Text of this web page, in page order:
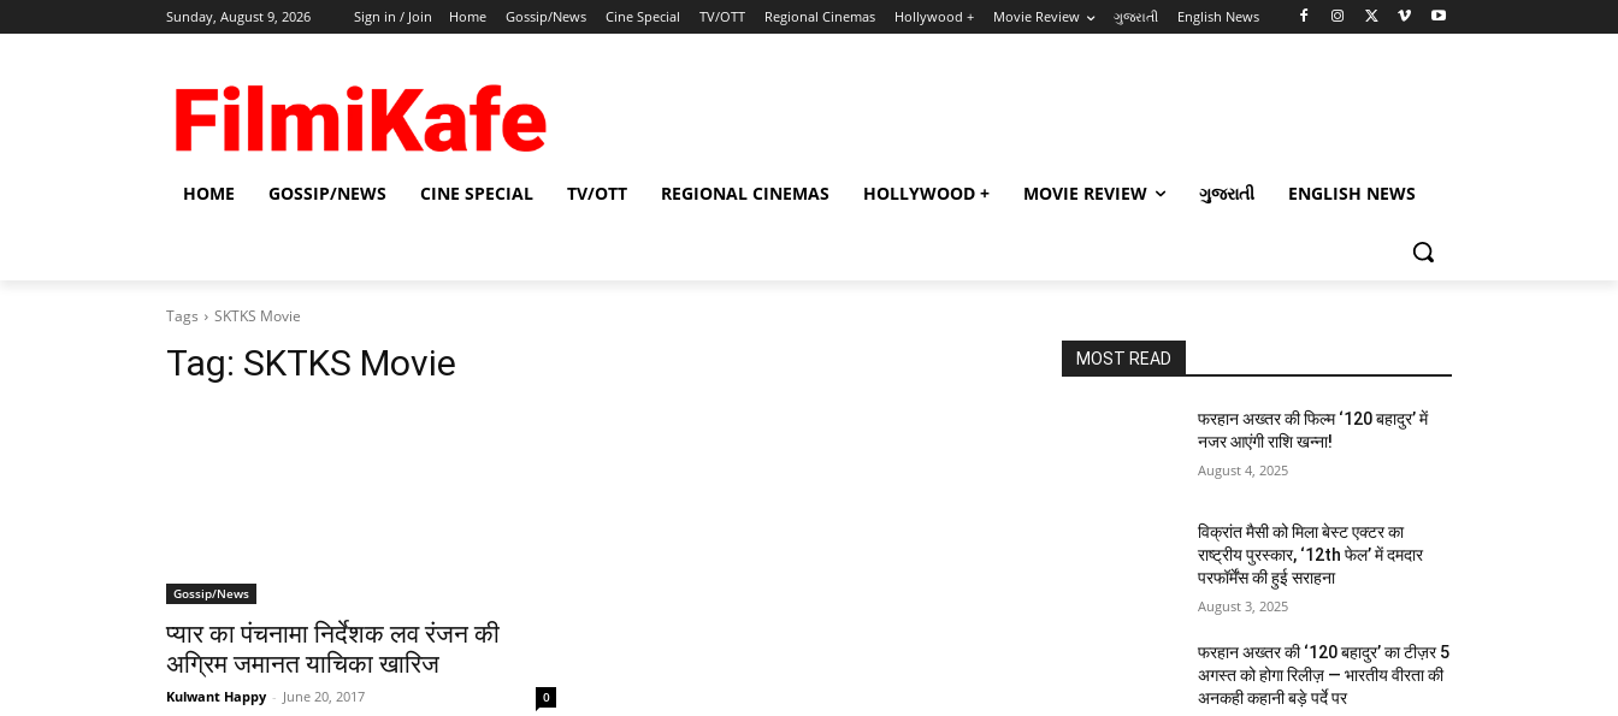
Sunday, August 9, 2026 Sign in / Join Home Gossip/News Cine Special TV/OTT Regional Cinemas Hollywood + Movie Review ગુજરાતી English News
HOME GOSSIP/NEWS CINE SPECIAL TV/OTT REGIONAL CINEMAS HOLLYWOOD + MOVIE REVIEW ગુજરાતી ENGLISH NEWS
Tags SKTKS Movie
Tag: SKTKS Movie
Gossip/News
प्‍यार का पंचनामा निर्देशक लव रंजन की
अग्रिम जमानत याचिका खारिज
Kulwant Happy - June 20, 2017 0
MOST READ
फरहान अख्तर की फिल्म ‘120 बहादुर’ में
नजर आएंगी राशि खन्ना!
August 4, 2025
विक्रांत मैसी को मिला बेस्ट एक्टर का
राष्ट्रीय पुरस्कार, ‘12th फेल’ में दमदार
परफॉर्मेंस की हुई सराहना
August 3, 2025
फरहान अख्तर की ‘120 बहादुर’ का टीज़र 5
अगस्त को होगा रिलीज़ — भारतीय वीरता की
अनकही कहानी बड़े पर्दे पर